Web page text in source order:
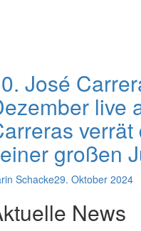
José
live
großen
Schacke29. Oktober 2024
News